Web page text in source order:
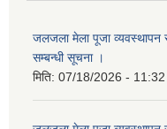
जलजला मेला पूजा व्यवस्थापन
सम्बन्धी सूचना ।
मिति: 07/18/2026 - 11:32